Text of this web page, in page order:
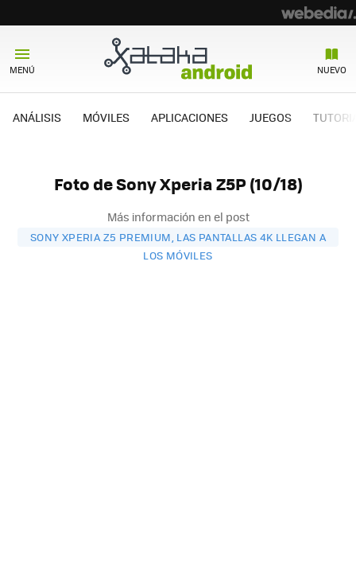
MENÚ NUEVO
ANÁLISIS MÓVILES APLICACIONES JUEGOS
Foto de Sony Xperia Z5P (10/18)
Más información en el post
SONY XPERIA Z5 PREMIUM, LAS PANTALLAS 4K LLEGAN A
LOS MÓVILES